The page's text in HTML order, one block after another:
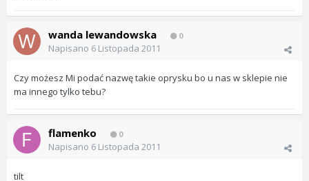
wanda lewandowska 0
Napisano 6 Listopada 2011
Czy możesz Mi podać nazwę takie oprysku bo u nas w sklepie nie
ma innego tylko tebu?
flamenko 0
Napisano 6 Listopada 2011
tilt